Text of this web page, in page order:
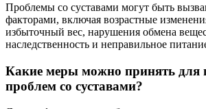
Проблемы со суставами могут быть
факторами, включая возрастные
избыточный вес, нарушения обмена
наследственность и неправильное
Какие меры можно принять для
проблем со суставами?